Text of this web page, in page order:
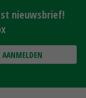
nieuwsbrief!
AANMELDEN